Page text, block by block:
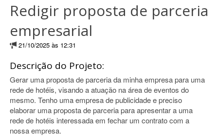
Redigir proposta de parceria
empresarial
21/10/2025 às 12:31
Descrição do Projeto:
Gerar uma proposta de parceria da minha empresa para uma
rede de hotéis, visando a atuação na área de eventos do
mesmo. Tenho uma empresa de publicidade e preciso
elaborar uma proposta de parceria para apresentar a uma
rede de hotéis interessada em fechar um contrato com a
nossa empresa.